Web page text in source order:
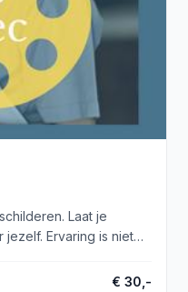
Laat je
jezelf. Ervaring is niet
€ 30,-